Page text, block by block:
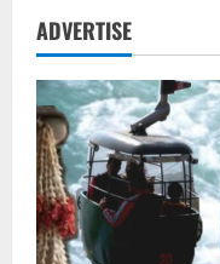
लिए
विदेशी
ला
रहे
थे
कोकीन,
टूरिस्‍ट्स
को
देने
ADVERTISE